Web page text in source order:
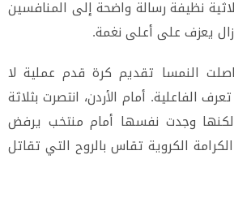
نظيفة رسالة واضحة إلى المنافسين
زال يعزف على أعلى نغمة.
النمسا تقديم كرة قدم عملية لا
الفاعلية. أمام الأردن، انتصرت بثلاثة
وجدت نفسها أمام منتخب يرفض
الكروية تقاس بالروح التي تقاتل